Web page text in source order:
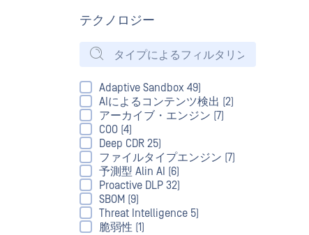
テクノロジー
Adaptive Sandbox 49)
AIによるコンテンツ検出 (2)
アーカイブ・エンジン (7)
COO (4)
Deep CDR 25)
ファイルタイプエンジン (7)
予測型 Alin AI (6)
Proactive DLP 32)
SBOM (9)
Threat Intelligence 5)
脆弱性 (1)